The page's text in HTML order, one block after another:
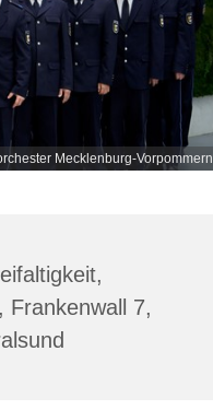
Mecklenburg-Vorpommern
Frankenwall 7,